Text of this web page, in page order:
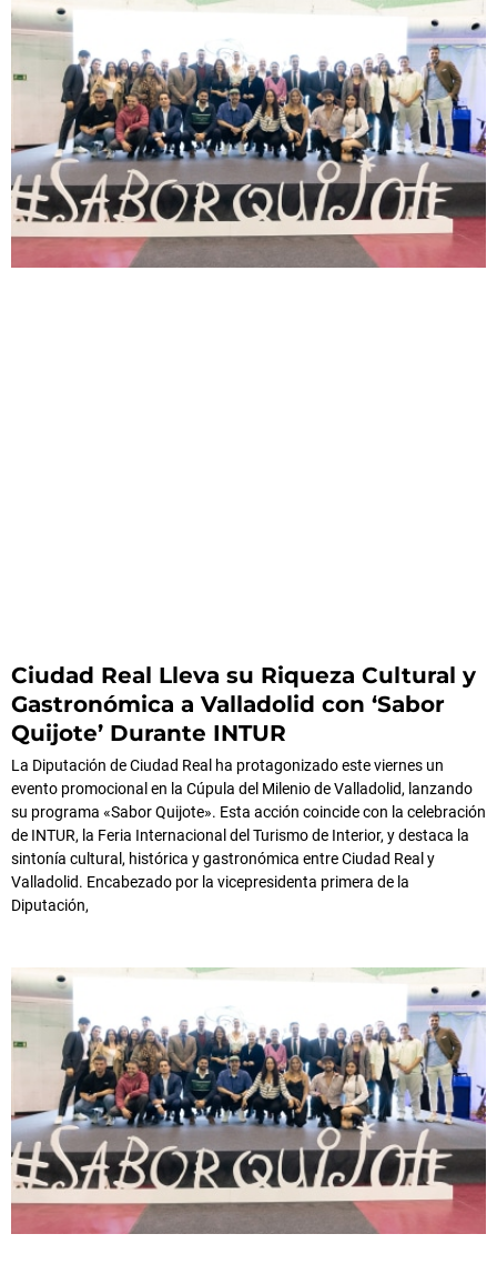
Ciudad Real Lleva su Riqueza Cultural y
Gastronómica a Valladolid con ‘Sabor
Quijote’ Durante INTUR
La Diputación de Ciudad Real ha protagonizado este viernes un
evento promocional en la Cúpula del Milenio de Valladolid, lanzando
su programa «Sabor Quijote». Esta acción coincide con la celebración
de INTUR, la Feria Internacional del Turismo de Interior, y destaca la
sintonía cultural, histórica y gastronómica entre Ciudad Real y
Valladolid. Encabezado por la vicepresidenta primera de la
Diputación,